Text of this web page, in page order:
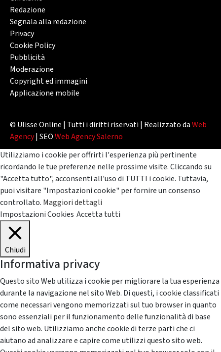
Redazione
Segnala alla redazione
Privacy
Cookie Policy
Pubblicità
Moderazione
Copyright ed immagini
Applicazione mobile
© Ulisse Online | Tutti i diritti riservati | Realizzato daWeb
Agency| SEOWeb Agency Salerno
Utilizziamo i cookie per offrirti l'esperienza più pertinente
ricordando le tue preferenze nelle prossime visite. Cliccando su
"Accetta tutto", acconsenti all'uso di TUTTI i cookie. Tuttavia,
puoi visitare "Impostazioni cookie" per fornire un consenso
controllato. Maggiori dettagli
Impostazioni Cookies Accetta tutti
Chiudi
Informativa privacy
Questo sito Web utilizza i cookie per migliorare la tua esperienza
durante la navigazione nel sito Web. Di questi, i cookie classificati
come necessari vengono memorizzati sul tuo browser in quanto
sono essenziali per il funzionamento delle funzionalità di base
del sito web. Utilizziamo anche cookie di terze parti che ci
aiutano ad analizzare e capire come utilizzi questo sito web.